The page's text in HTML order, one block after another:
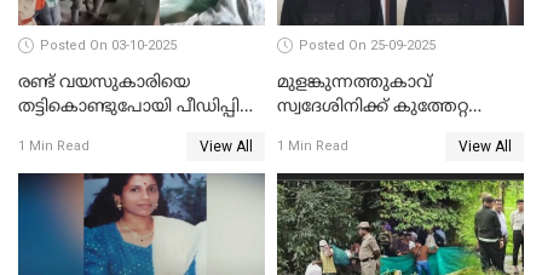
Posted On 03-10-2025
രണ്ട് വയസുകാരിയെ
തട്ടികൊണ്ടുപോയി പീഡിപ്പിച്ച
1 Min Read View All
Posted On 25-09-2025
മുളങ്കുന്നത്തുകാവ്
സ്വദേശിനിക്ക് കുത്തേറ്റ
ജോസഫ് പിടിയില്‍
1 Min Read View All